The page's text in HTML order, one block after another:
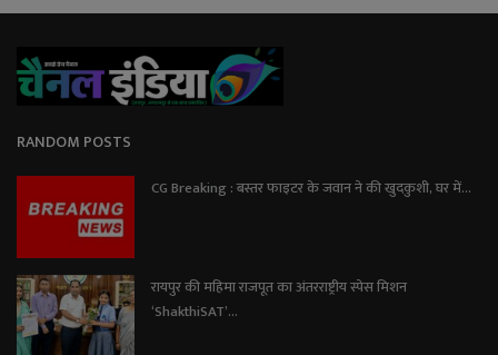
RANDOM POSTS
CG Breaking : बस्तर फाइटर के जवान ने की खुदकुशी, घर में...
रायपुर की महिमा राजपूत का अंतरराष्ट्रीय स्पेस मिशन
‘ShakthiSAT’...